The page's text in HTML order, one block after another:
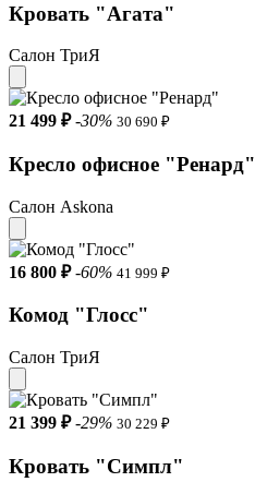
Кровать "Агата"
Салон ТриЯ
21 499 ₽ -30% 30 690 ₽
Кресло офисное "Ренард"
Салон Askona
16 800 ₽ -60% 41 999 ₽
Комод "Глосс"
Салон ТриЯ
21 399 ₽ -29% 30 229 ₽
Кровать "Симпл"